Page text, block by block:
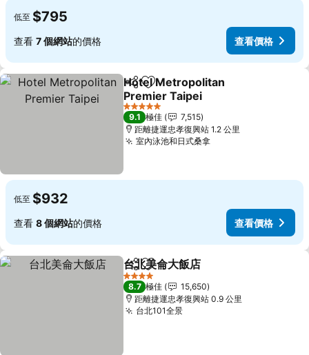
低至 $795
查看 7 個網站的價格 查看價格
分享 放到收藏夾
Hotel Metropolitan
Premier Taipei
5 星級
9.1 極佳
7,515
距離捷運忠孝復興站 1.2 公里
室內泳池和日式桑拿
低至 $932
查看 8 個網站的價格 查看價格
分享 放到收藏夾
台北美侖大飯店
4 星級
8.7 極佳
15,650
距離捷運忠孝復興站 0.9 公里
台北101全景